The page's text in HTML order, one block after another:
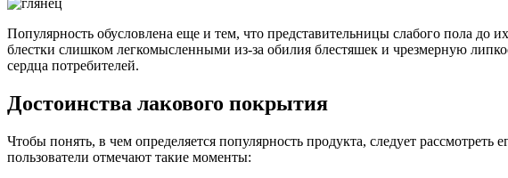
Популярность обусловлена еще и тем, что представительницы слабого пола
блестки слишком легкомысленными из-за обилия блестяшек и чрезмерную
сердца потребителей.
Достоинства лакового покрытия
Чтобы понять, в чем определяется популярность продукта, следует
пользователи отмечают такие моменты: